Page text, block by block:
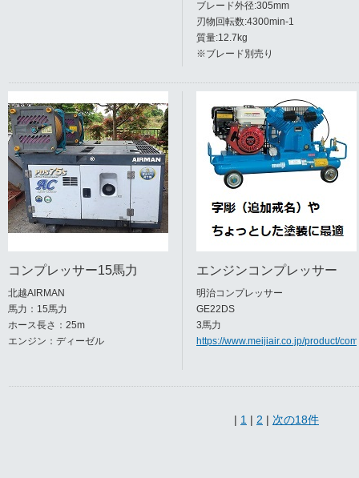
ブレード外径:305mm
刃物回転数:4300min-1
質量:12.7kg
※ブレード別売り
コンプレッサー15馬力
北越AIRMAN
馬力：15馬力
ホース長さ：25m
エンジン：ディーゼル
エンジンコンプレッサー
明治コンプレッサー
GE22DS
3馬力
https://www.meijiair.co.jp/product/
| 1 | 2 | 次の18件